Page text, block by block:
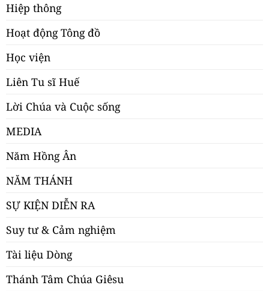
Hiệp thông
Hoạt động Tông đồ
Học viện
Liên Tu sĩ Huế
Lời Chúa và Cuộc sống
MEDIA
Năm Hồng Ân
NĂM THÁNH
SỰ KIỆN DIỄN RA
Suy tư & Cảm nghiệm
Tài liệu Dòng
Thánh Tâm Chúa Giêsu